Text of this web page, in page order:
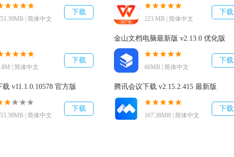
| 简体中文
下载
223 MB | 简体中文
下载
| 简体中文
下载
金山文档电脑最新版 v2.13.0 优化版
66MB | 简体中文
下载
载 v11.1.0.10578 官方版
| 简体中文
下载
腾讯会议下载 v2.15.2.415 最新版
107.38MB | 简体中文
下载